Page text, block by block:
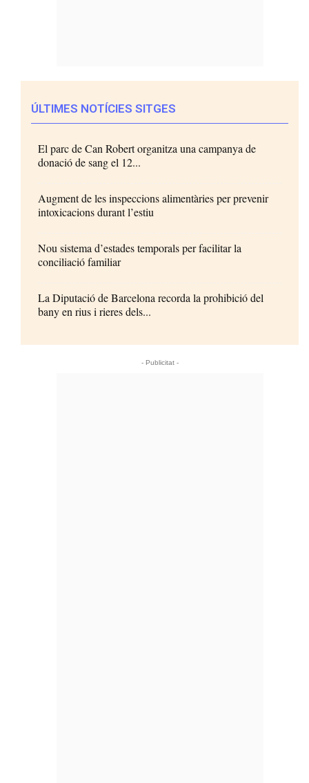
ÚLTIMES NOTÍCIES SITGES
El parc de Can Robert organitza una campanya de
donació de sang el 12...
Augment de les inspeccions alimentàries per prevenir
intoxicacions durant l’estiu
Nou sistema d’estades temporals per facilitar la
conciliació familiar
La Diputació de Barcelona recorda la prohibició del
bany en rius i rieres dels...
- Publicitat -